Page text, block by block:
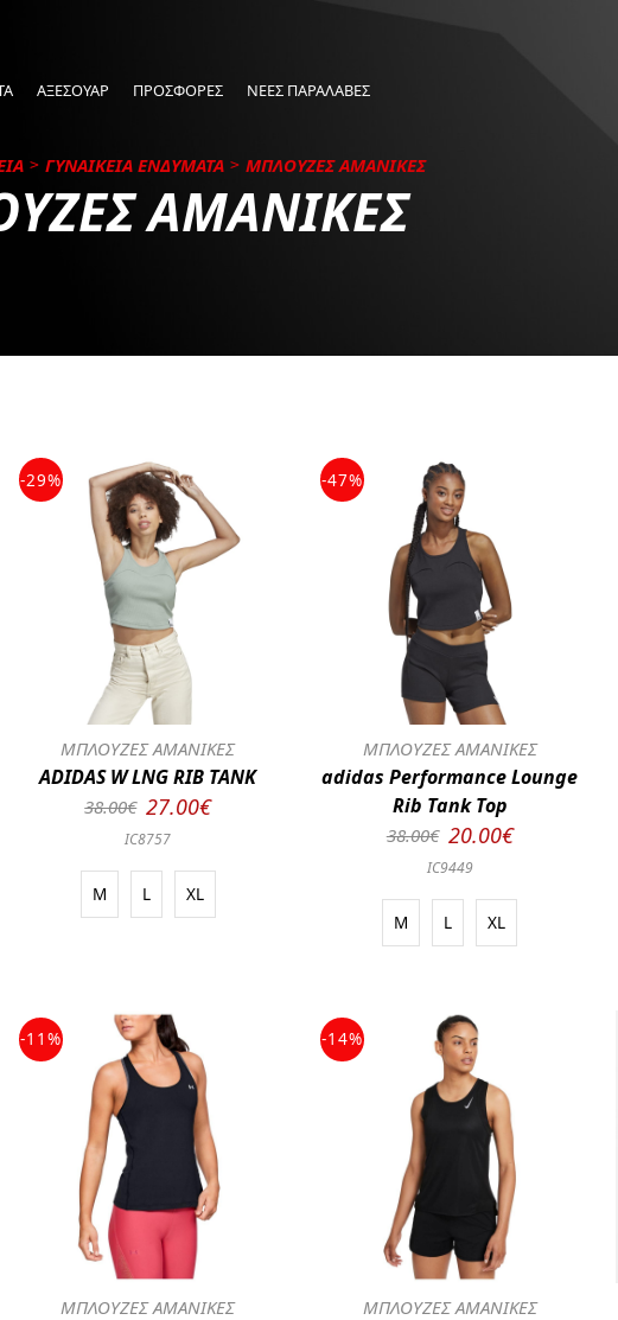
ΑΞΕΣΟΥΑΡ ΠΡΟΣΦΟΡΕΣ ΝΕΕΣ ΠΑΡΑΛΑΒΕΣ
ΓΥΝΑΙΚΕΙΑ ΕΝΔΥΜΑΤΑ ΜΠΛΟΥΖΕΣ ΑΜΑΝΙΚΕΣ
ΑΜΑΝΙΚΕΣ
-29%
ΜΠΛΟΥΖΕΣ ΑΜΑΝΙΚΕΣ
ADIDAS W LNG RIB TANK
38.00€ 27.00€
IC8757
M L XL
-47%
ΜΠΛΟΥΖΕΣ ΑΜΑΝΙΚΕΣ
adidas Performance Lounge
Rib Tank Top
38.00€ 20.00€
IC9449
M L XL
-11%
ΜΠΛΟΥΖΕΣ ΑΜΑΝΙΚΕΣ
-14%
ΜΠΛΟΥΖΕΣ ΑΜΑΝΙΚΕΣ